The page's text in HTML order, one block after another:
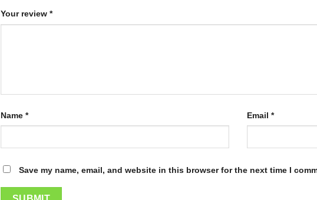
Your review *
Name * Email *
Save my name, email, and website in this browser for the next time I